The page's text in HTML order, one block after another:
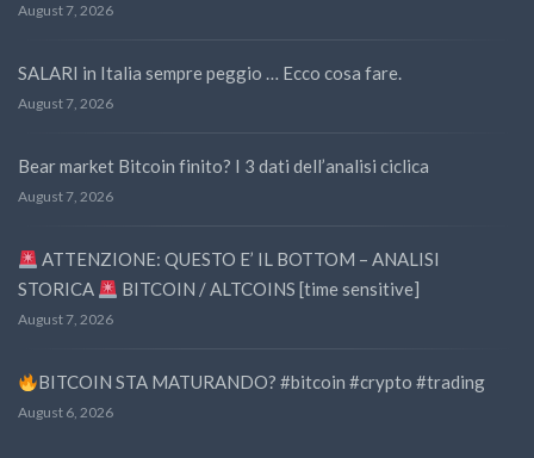
August 7, 2026
SALARI in Italia sempre peggio … Ecco cosa fare.
August 7, 2026
Bear market Bitcoin finito? I 3 dati dell’analisi ciclica
August 7, 2026
ATTENZIONE: QUESTO E’ IL BOTTOM – ANALISI
STORICA
BITCOIN / ALTCOINS [time sensitive]
August 7, 2026
BITCOIN STA MATURANDO? #bitcoin #crypto #trading
August 6, 2026